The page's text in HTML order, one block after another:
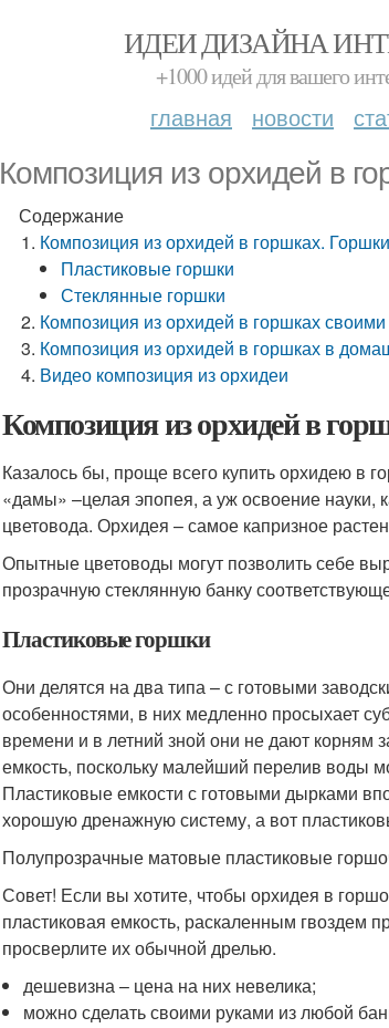
ИДЕИ ДИЗАЙНА
+1000 идей для вашего
главная новости
Композиция из орхидей в
Содержание
Композиция из орхидей в горшках.
Пластиковые горшки
Стеклянные горшки
Композиция из орхидей в горшках
Композиция из орхидей в горшках в
Видео композиция из орхидеи
Композиция из орхидей в
Казалось бы, проще всего купить орхидею в
«дамы» –целая эпопея, а уж освоение науки,
цветовода. Орхидея – самое капризное
Опытные цветоводы могут позволить себе
прозрачную стеклянную банку
Пластиковые горшки
Они делятся на два типа – с готовыми
особенностями, в них медленно просыхает
времени и в летний зной они не дают корням
емкость, поскольку малейший перелив воды
Пластиковые емкости с готовыми дырками
хорошую дренажную систему, а вот
Полупрозрачные матовые пластиковые
Совет! Если вы хотите, чтобы орхидея в
пластиковая емкость, раскаленным гвоздем
просверлите их обычной дрелью.
дешевизна – цена на них невелика;
можно сделать своими руками из любой